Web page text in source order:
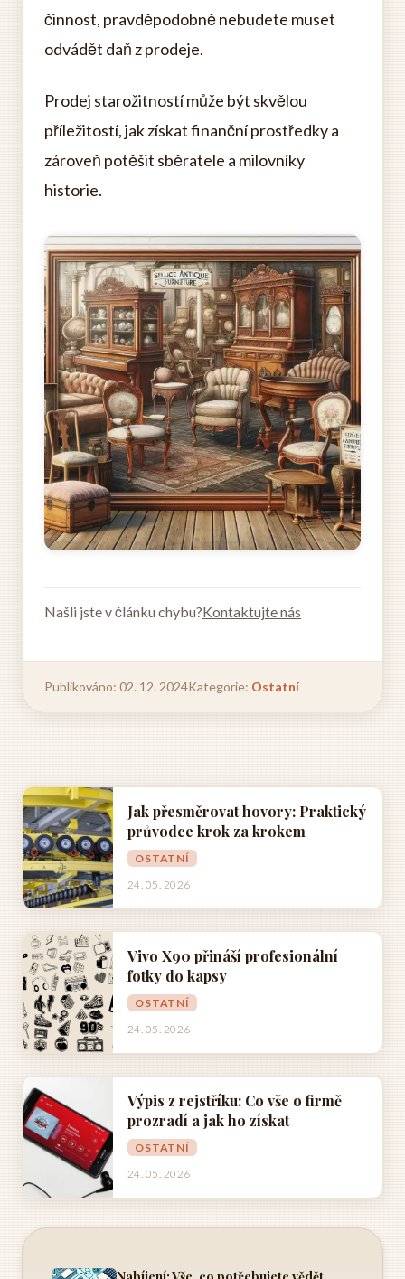
činnost, pravděpodobně nebudete muset
odvádět daň z prodeje.
Prodej starožitností může být skvělou
příležitostí, jak získat finanční prostředky a
zároveň potěšit sběratele a milovníky
historie.
Našli jste v článku chybu?Kontaktujte nás
Publikováno: 02. 12. 2024Kategorie: Ostatní
Jak přesměrovat hovory: Praktický
průvodce krok za krokem
OSTATNÍ
24. 05. 2026
Vivo X90 přináší profesionální
fotky do kapsy
OSTATNÍ
24. 05. 2026
Výpis z rejstříku: Co vše o firmě
prozradí a jak ho získat
OSTATNÍ
24. 05. 2026